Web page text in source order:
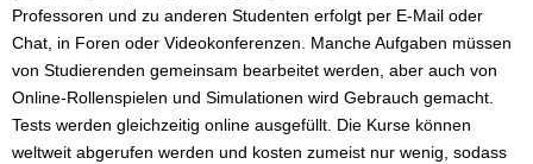
Professoren und zu anderen Studenten erfolgt per E-Mail oder
Chat, in Foren oder Videokonferenzen. Manche Aufgaben müssen
von Studierenden gemeinsam bearbeitet werden, aber auch von
Online-Rollenspielen und Simulationen wird Gebrauch gemacht.
Tests werden gleichzeitig online ausgefüllt. Die Kurse können
weltweit abgerufen werden und kosten zumeist nur wenig, sodass